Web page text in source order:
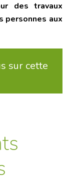
des travaux
personnes aux
sur cette